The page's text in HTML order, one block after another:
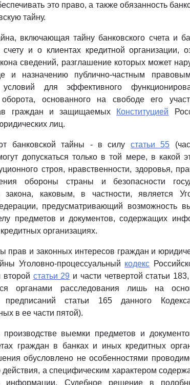
это право, а также обязанность
тайну.
включающая тайну банковского счета и
и о клиентах кредитной организации,
сведений, разглашение которых может
и назначению публично-частным
условий для эффективного
оборота, основанного на свободе его
граждан и защищаемых
Конституцией
лиц.
банковской тайны - в силу статьи 55
допускаться только в той мере, в какой
строя, нравственности, здоровья,
обороны страны и безопасности
закона, каковым, в частности, является
предусматривающий возможность
предметов и документов, содержащих
организациях.
прав и законных интересов граждан и
Уголовно-процессуальный кодекс
второй статьи 29 и части четвертой статьи
органами расследования лишь на
предписаний статьи 165 данного
в ее части пятой).
производстве выемки предметов и
граждан в банках и иных кредитных
обусловлено не особенностями
действия, а специфическим характером
информации. Судебное решение в